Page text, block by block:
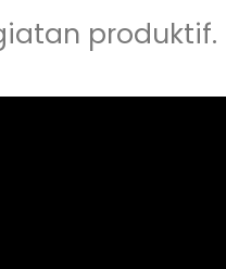
produktif.